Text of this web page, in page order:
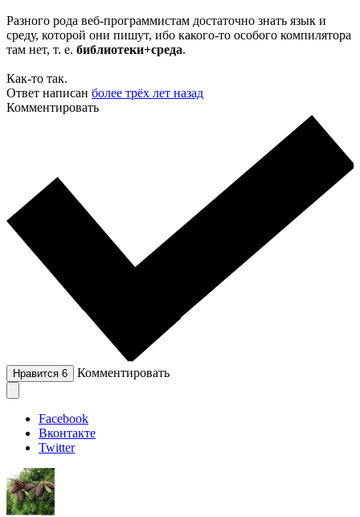
Разного рода веб-программистам достаточно знать язык и
среду, которой они пишут, ибо какого-то особого компилятора
там нет, т. е. библиотеки+среда.
Как-то так.
Ответ написан более трёх лет назад
Комментировать
Нравится 6 Комментировать
Facebook
Вконтакте
Twitter